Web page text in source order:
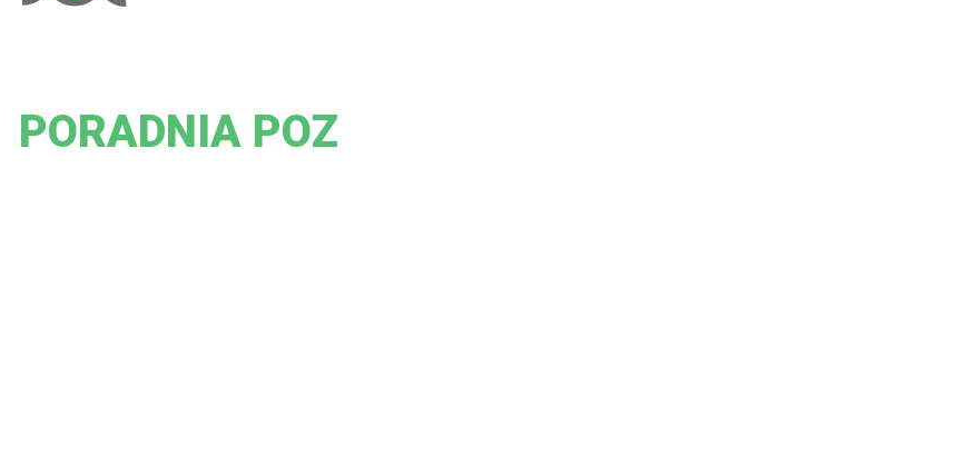
PORADNIA POZ